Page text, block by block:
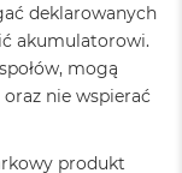
deklarowanych
akumulatorowi.
mogą
nie wspierać
produkt